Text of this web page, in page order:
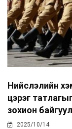
Нийслэлийн
цэрэг
зохион
2025/10/14